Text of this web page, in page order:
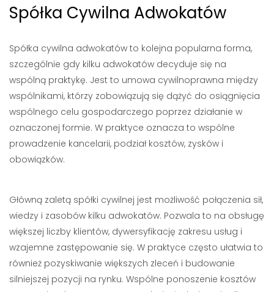
Spółka Cywilna Adwokatów
Spółka cywilna adwokatów to kolejna popularna forma,
szczególnie gdy kilku adwokatów decyduje się na
wspólną praktykę. Jest to umowa cywilnoprawna między
wspólnikami, którzy zobowiązują się dążyć do osiągnięcia
wspólnego celu gospodarczego poprzez działanie w
oznaczonej formie. W praktyce oznacza to wspólne
prowadzenie kancelarii, podział kosztów, zysków i
obowiązków.
Główną zaletą spółki cywilnej jest możliwość połączenia sił,
wiedzy i zasobów kilku adwokatów. Pozwala to na obsługę
większej liczby klientów, dywersyfikację zakresu usług i
wzajemne zastępowanie się. W praktyce często ułatwia to
również pozyskiwanie większych zleceń i budowanie
silniejszej pozycji na rynku. Wspólne ponoszenie kosztów